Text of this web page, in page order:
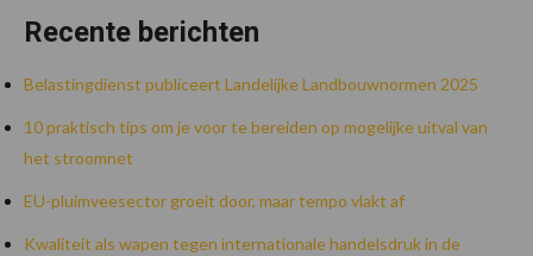
Recente berichten
Belastingdienst publiceert Landelijke Landbouwnormen 2025
10 praktisch tips om je voor te bereiden op mogelijke uitval van
het stroomnet
EU-pluimveesector groeit door, maar tempo vlakt af
Kwaliteit als wapen tegen internationale handelsdruk in de